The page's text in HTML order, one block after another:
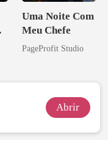
Uma Noite Com
Meu Chefe
PageProfit Studio
Abrir